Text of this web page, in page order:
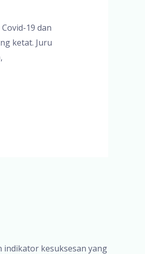
19 dan
ketat. Juru
indikator kesuksesan yang